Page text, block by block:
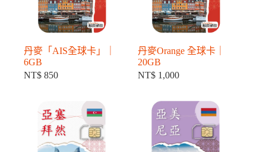
丹麥「AIS全球卡」｜
6GB
NT$ 850
丹麥Orange 全球卡｜
20GB
NT$ 1,000